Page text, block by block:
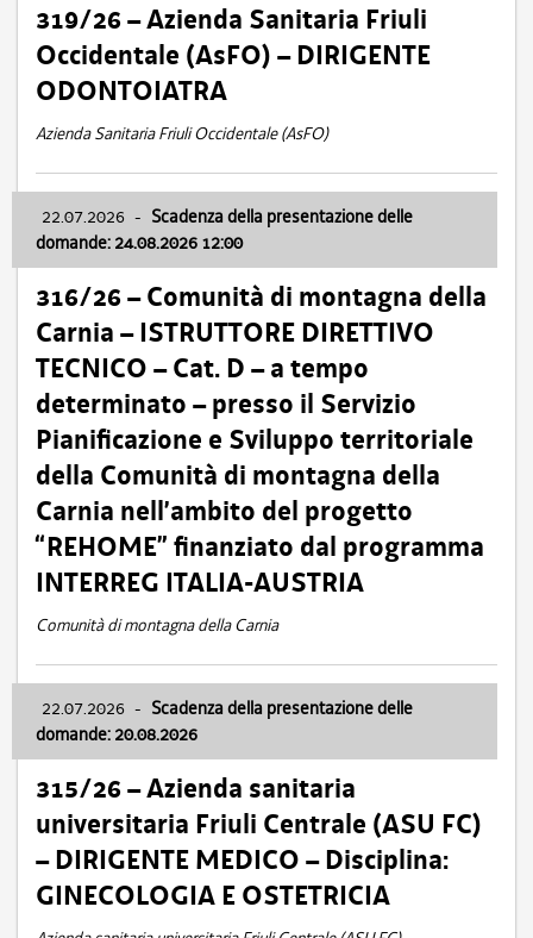
319/26 – Azienda Sanitaria Friuli
Occidentale (AsFO) – DIRIGENTE
ODONTOIATRA
Azienda Sanitaria Friuli Occidentale (AsFO)
22.07.2026 - Scadenza della presentazione delle
domande: 24.08.2026 12:00
316/26 – Comunità di montagna della
Carnia – ISTRUTTORE DIRETTIVO
TECNICO – Cat. D – a tempo
determinato – presso il Servizio
Pianificazione e Sviluppo territoriale
della Comunità di montagna della
Carnia nell’ambito del progetto
“REHOME” finanziato dal programma
INTERREG ITALIA-AUSTRIA
Comunità di montagna della Carnia
22.07.2026 - Scadenza della presentazione delle
domande: 20.08.2026
315/26 – Azienda sanitaria
universitaria Friuli Centrale (ASU FC)
– DIRIGENTE MEDICO – Disciplina:
GINECOLOGIA E OSTETRICIA